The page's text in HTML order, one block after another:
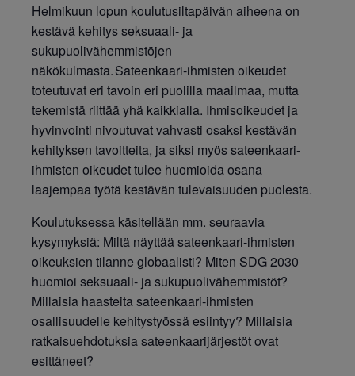
Helmikuun lopun koulutusiltapäivän aiheena on
kestävä kehitys seksuaali- ja
sukupuolivähemmistöjen
näkökulmasta. Sateenkaari-ihmisten oikeudet
toteutuvat eri tavoin eri puolilla maailmaa, mutta
tekemistä riittää yhä kaikkialla. Ihmisoikeudet ja
hyvinvointi nivoutuvat vahvasti osaksi kestävän
kehityksen tavoitteita, ja siksi myös sateenkaari-
ihmisten oikeudet tulee huomioida osana
laajempaa työtä kestävän tulevaisuuden puolesta.
Koulutuksessa käsitellään mm. seuraavia
kysymyksiä: Miltä näyttää sateenkaari-ihmisten
oikeuksien tilanne globaalisti? Miten SDG 2030
huomioi seksuaali- ja sukupuolivähemmistöt?
Millaisia haasteita sateenkaari-ihmisten
osallisuudelle kehitystyössä esiintyy? Millaisia
ratkaisuehdotuksia sateenkaarijärjestöt ovat
esittäneet?